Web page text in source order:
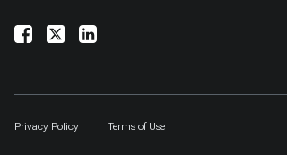
Privacy Policy Terms of Use